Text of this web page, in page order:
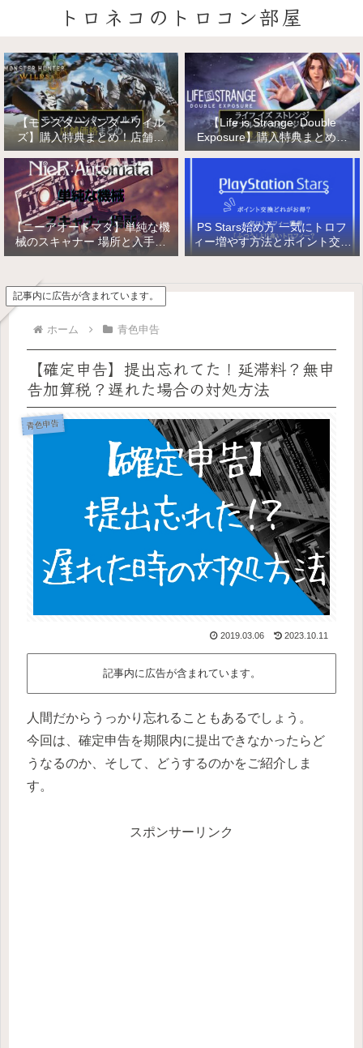
トロネコのトロコン部屋
【モンスターハンターワイル
ズ】購入特典まとめ！店舗特
典・店舗価格比較！
【Life is Strange: Double
Exposure】購入特典まとめ！
店舗特典・店舗価格比較！ライ
スポージャー
【ニーアオートマタ】単純な機
械のスキャナー 場所と入手方
法/複雑な機械と精巧な機械の
PS Stars始め方 一気にトロフ
ィー増やす方法とポイント交換
【PlayStation Stars】
記事内に広告が含まれています。
ホーム 青色申告
【確定申告】提出忘れてた！延滞料？無申
告加算税？遅れた場合の対処方法
青色申告
2019.03.06 2023.10.11
記事内に広告が含まれています。
人間だからうっかり忘れることもあるでしょう。
今回は、確定申告を期限内に提出できなかったらど
うなるのか、そして、どうするのかをご紹介しま
す。
スポンサーリンク